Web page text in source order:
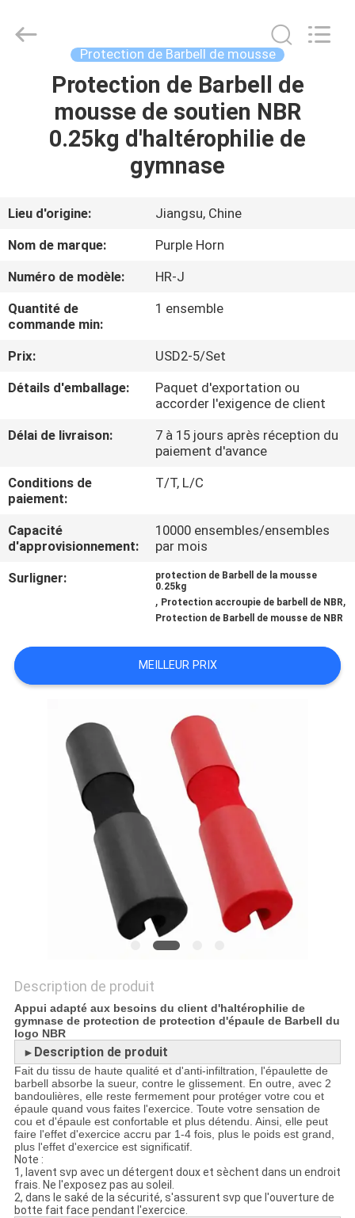
MAISON
PRODUITS
SUJET
DE
NOUS
VISITE
D'USINE
CONTRÔLE
QUALITÉ
CONTACTEZ-
NOUS
BLOGS
UNE
CITATION
Commerce
Protection de Barbell de mousse
Protection de Barbell de
mousse de soutien NBR
0.25kg d'haltérophilie de
gymnase
Lieu d'origine:
Jiangsu, Chine
Nom de marque:
Purple Horn
Numéro de modèle:
HR-J
Quantité de
commande min:
1 ensemble
Prix:
USD2-5/Set
Détails d'emballage:
Paquet d'exportation ou
accorder l'exigence de client
Délai de livraison:
7 à 15 jours après réception du
paiement d'avance
Conditions de
paiement:
T/T, L/C
Capacité
d'approvisionnement:
10000 ensembles/ensembles
par mois
Surligner:
protection de Barbell de la mousse
0.25kg
, Protection accroupie de barbell de NBR,
Protection de Barbell de mousse de NBR
MEILLEUR PRIX
Description de produit
Appui adapté aux besoins du client d'haltérophilie de
gymnase de protection de protection d'épaule de Barbell du
logo NBR
► Description de produit
Fait du tissu de haute qualité et d'anti-infiltration, l'épaulette de
barbell absorbe la sueur, contre le glissement. En outre, avec 2
bandoulières, elle reste fermement pour protéger votre cou et
épaule quand vous faites l'exercice. Toute votre sensation de
cou et d'épaule est confortable et plus détendu. Ainsi, elle peut
faire l'effet d'exercice accru par 1-4 fois, plus le poids est grand,
plus l'effet d'exercice est significatif.
Note :
1, lavent svp avec un détergent doux et sèchent dans un endroit
frais. Ne l'exposez pas au soleil.
2, dans le saké de la sécurité, s'assurent svp que l'ouverture de
botte fait face pendant l'exercice.